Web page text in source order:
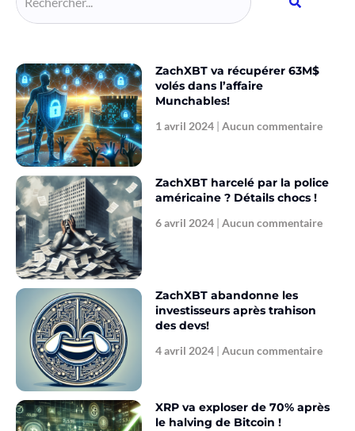
ZachXBT va récupérer 63M$
volés dans l’affaire
Munchables!
1 avril 2024 Aucun commentaire
ZachXBT harcelé par la police
américaine ? Détails chocs !
6 avril 2024 Aucun commentaire
ZachXBT abandonne les
investisseurs après trahison
des devs!
4 avril 2024 Aucun commentaire
XRP va exploser de 70% après
le halving de Bitcoin !